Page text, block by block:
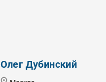
Олег Дубинский